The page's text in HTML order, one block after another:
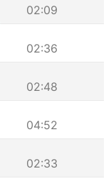
02:09
02:36
02:48
04:52
02:33